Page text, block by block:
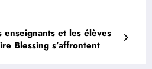
et les élèves
Blessing s’affrontent